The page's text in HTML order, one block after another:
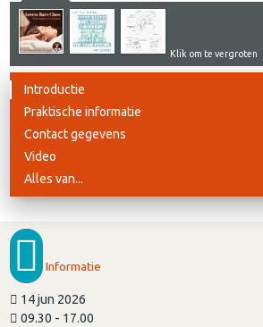
Klik om te vergroten
Introductie
Praktische informatie
Contact gegevens
Video
Alles van...
Informatie
14 jun 2026
09.30 - 17.00